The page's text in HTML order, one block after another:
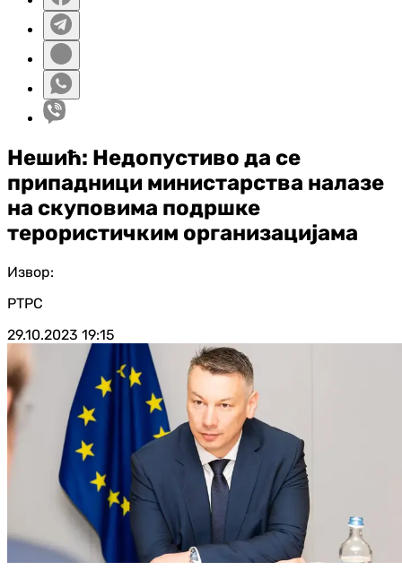
Нешић: Недопустиво да се
припадници министарства налазе
на скуповима подршке
терористичким организацијама
Извор:
РТРС
29.10.2023 19:15